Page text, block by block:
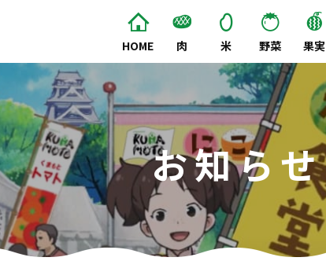
HOME 肉 米 野菜 果実
お知らせ